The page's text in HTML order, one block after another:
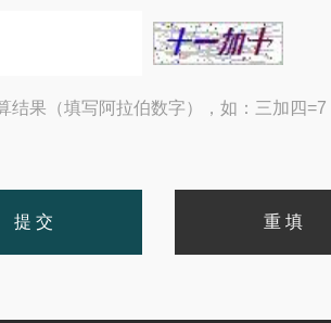
结果（填写阿拉伯数字），如：三加四=7